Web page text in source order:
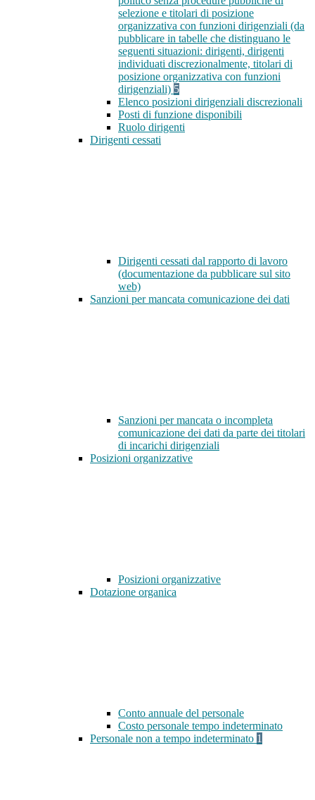
selezione e titolari di posizione
organizzativa con funzioni dirigenziali (da
pubblicare in tabelle che distinguano le
seguenti situazioni: dirigenti, dirigenti
individuati discrezionalmente, titolari di
posizione organizzativa con funzioni
dirigenziali) 5
Elenco posizioni dirigenziali discrezionali
Posti di funzione disponibili
Ruolo dirigenti
Dirigenti cessati
Dirigenti cessati dal rapporto di lavoro
(documentazione da pubblicare sul sito
web)
Sanzioni per mancata comunicazione dei dati
Sanzioni per mancata o incompleta
comunicazione dei dati da parte dei titolari
di incarichi dirigenziali
Posizioni organizzative
Posizioni organizzative
Dotazione organica
Conto annuale del personale
Costo personale tempo indeterminato
Personale non a tempo indeterminato 1